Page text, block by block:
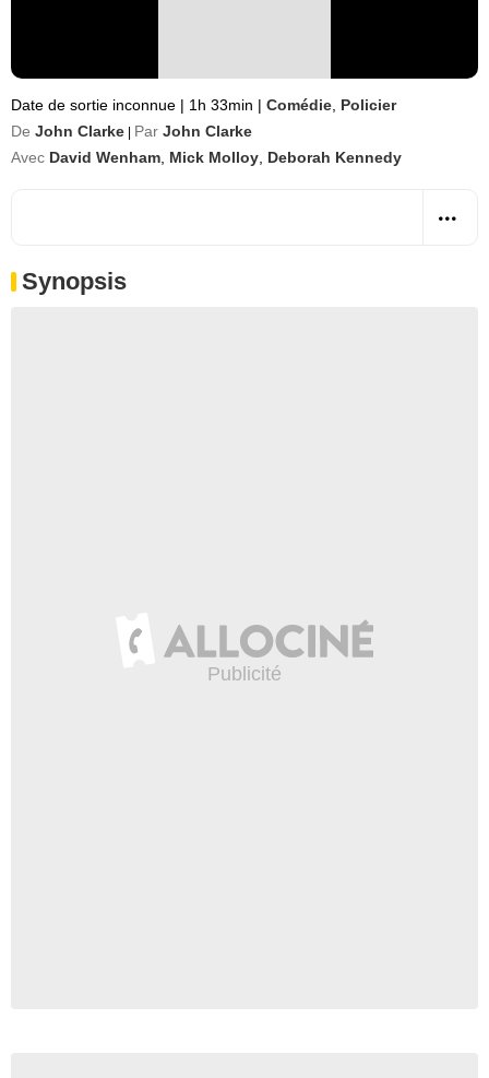
Date de sortie inconnue | 1h 33min | Comédie Policier
De John Clarke Par John Clarke
Avec David Wenham Mick Molloy Deborah Kennedy
Synopsis